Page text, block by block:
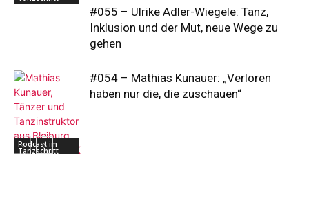
#055 – Ulrike Adler-Wiegele: Tanz,
Inklusion und der Mut, neue Wege zu
gehen
Podcast im
Tanzschritt
#054 – Mathias Kunauer: „Verloren
haben nur die, die zuschauen“